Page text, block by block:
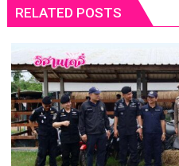
RELATED POSTS